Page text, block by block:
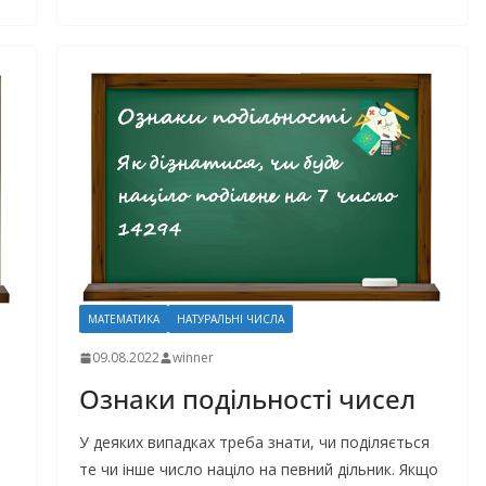
МАТЕМАТИКА НАТУРАЛЬНІ ЧИСЛА
09.08.2022 winner
Ознаки подільності чисел
У деяких випадках треба знати, чи поділяється
те чи інше число націло на певний дільник. Якщо